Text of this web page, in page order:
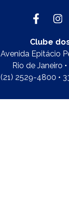
Clube
Avenida Epitácio
Rio de Janeiro
(21) 2529-4800 •